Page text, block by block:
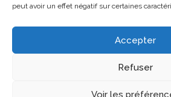
peut avoir un effet négatif sur certaines
Accepter
Refuser
Voir les
© 2021 Toits Vertige. Tous